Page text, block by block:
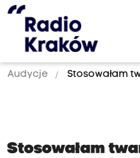
Audycje Stosowałam
Stosowałam